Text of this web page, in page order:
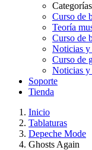
Categorías
Curso de
Teoría
Curso de
Noticias y
Curso de
Noticias y
Soporte
Tienda
Inicio
Tablaturas
Depeche Mode
Ghosts Again